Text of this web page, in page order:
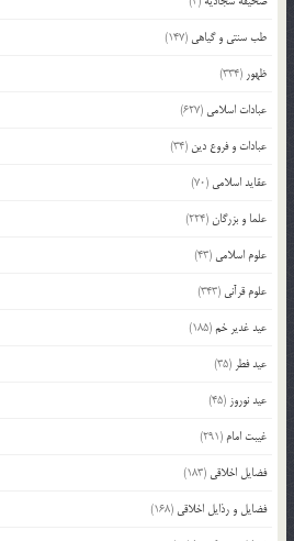
طب سنتی و گیاهی (147)
ظهور (334)
عبادات اسلامی (627)
عبادات و فروع دین (34)
عقاید اسلامی (70)
علما و بزرگان(224)
علوم اسلامی (43)
علوم قرآنی (343)
عید غدیر خم(185)
عید فطر (35)
عید نوروز (45)
غیبت امام (291)
فضایل اخلاقی (183)
فضایل و رذایل اخلاقی (168)